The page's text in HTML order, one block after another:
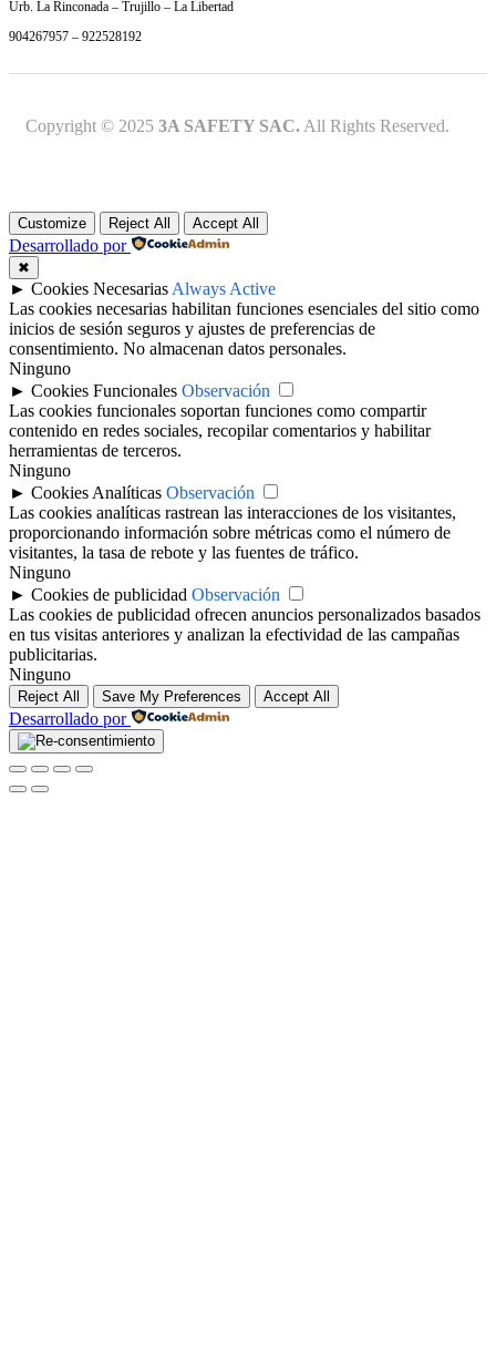
Urb. La Rinconada – Trujillo – La Libertad
904267957 – 922528192
Copyright © 2025 3A SAFETY SAC. All Rights Reserved.
Customize Reject All Accept All
Desarrollado por
✖
► Cookies Necesarias Always Active
Las cookies necesarias habilitan funciones esenciales del sitio como
inicios de sesión seguros y ajustes de preferencias de
consentimiento. No almacenan datos personales.
Ninguno
► Cookies Funcionales Observación
Las cookies funcionales soportan funciones como compartir
contenido en redes sociales, recopilar comentarios y habilitar
herramientas de terceros.
Ninguno
► Cookies Analíticas Observación
Las cookies analíticas rastrean las interacciones de los visitantes,
proporcionando información sobre métricas como el número de
visitantes, la tasa de rebote y las fuentes de tráfico.
Ninguno
► Cookies de publicidad Observación
Las cookies de publicidad ofrecen anuncios personalizados basados
en tus visitas anteriores y analizan la efectividad de las campañas
publicitarias.
Ninguno
Reject All Save My Preferences Accept All
Desarrollado por